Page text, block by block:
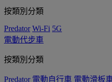
按類別分類
Predator Wi-Fi 5G
電動代步車
按類別分類
Predator 電動自行車 電動滑板